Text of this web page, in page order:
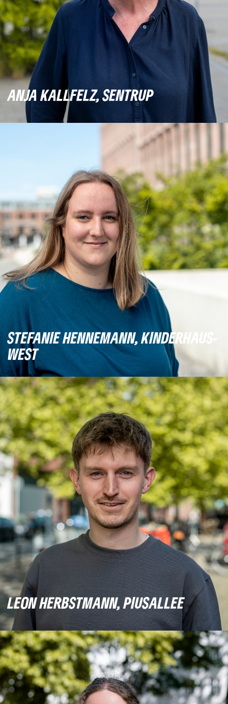
ANJA KALLFELZ, SENTRUP
STEFANIE HENNEMANN, KINDERHAUS-
WEST
LEON HERBSTMANN, PIUSALLEE